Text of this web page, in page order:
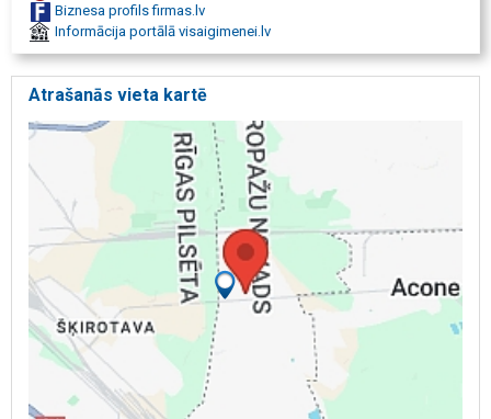
Biznesa profils firmas.lv
Informācija portālā visaigimenei.lv
Atrašanās vieta kartē